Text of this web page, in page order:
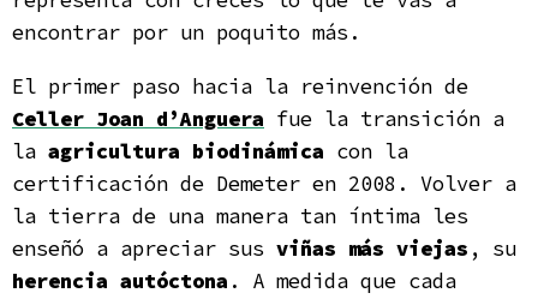
encontrar por un poquito más.
El primer paso hacia la reinvención de
Celler Joan d’Anguera fue la transición a
la agricultura biodinámica con la
certificación de Demeter en 2008. Volver a
la tierra de una manera tan íntima les
enseñó a apreciar sus viñas más viejas , su
herencia autóctona . A medida que cada